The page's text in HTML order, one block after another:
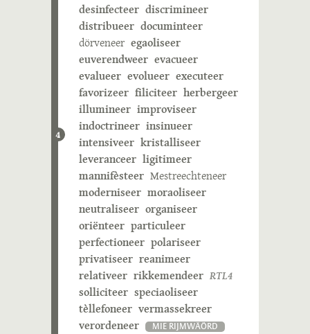
4
desinfecteer discrimineer
distribueer documinteer
dörveneer egaoliseer
euverendweer evacueer
evalueer evolueer executeer
favorizeer filiciteer herbergeer
illumineer improviseer
indoctrineer insinueer
intensiveer kristalliseer
leveranceer ligitimeer
mannifèsteer Mestreechteneer
moderniseer moraoliseer
neutraliseer organiseer
oriënteer particuleer
perfectioneer polariseer
privatiseer reanimeer
relativeer rikkemendeer RTL4
solliciteer speciaoliseer
tèllefoneer vermassekreer
verordeneer
MIE RIJMWÄÖRD